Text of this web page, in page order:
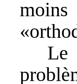
moins
Le